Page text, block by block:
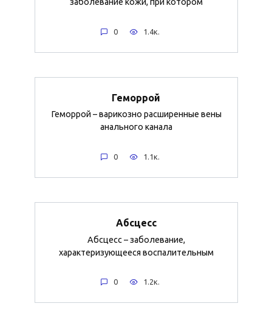
заболевание кожи, при котором
0 1.4к.
Геморрой
Геморрой – варикозно расширенные вены
анального канала
0 1.1к.
Абсцесс
Абсцесс – заболевание,
характеризующееся воспалительным
0 1.2к.